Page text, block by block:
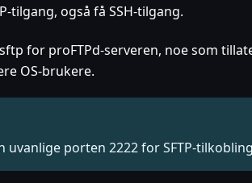
tilgang, også få SSH-tilgang.
for proFTPd-serveren, noe som
OS-brukere.
uvanlige porten 2222 for SFTP-